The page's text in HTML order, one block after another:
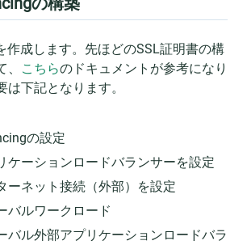
作成します。先ほどのSSL証明書の構
こちらのドキュメントが参考になり
は下記となります。
の設定
ケーションロードバランサーを設定
ーネット接続（外部）を設定
バルワークロード
バル外部アプリケーションロードバラ